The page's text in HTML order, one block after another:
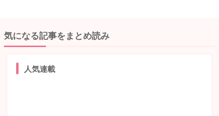
気になる記事をまとめ読み
人気連載